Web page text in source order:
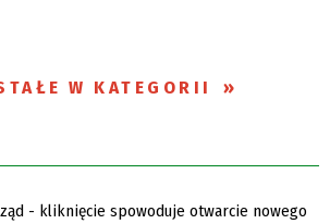
W KATEGORII